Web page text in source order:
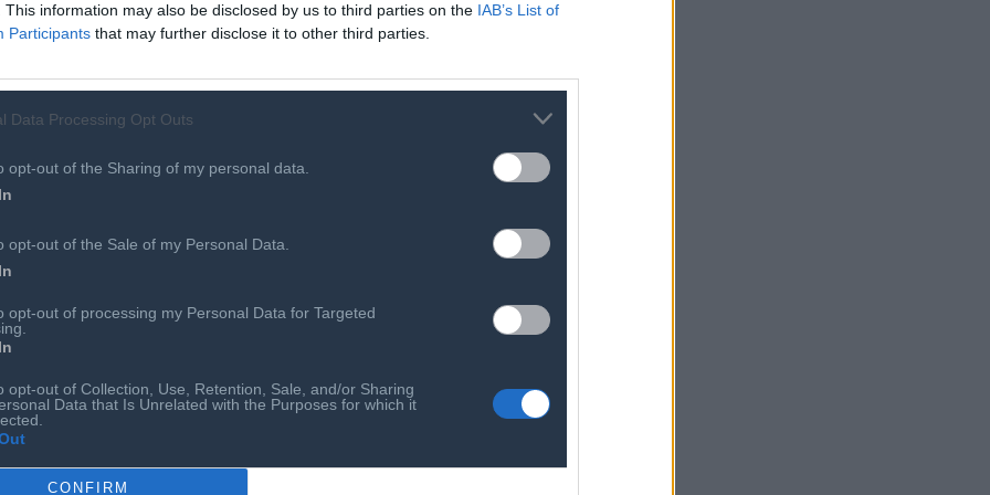
This information may also be disclosed by us to third parties on the IAB’s List of
Participants that may further disclose it to other third parties.
Data Processing Opt Outs
opt-out of the Sharing of my personal data.
opt-out of the Sale of my Personal Data.
opt-out of processing my Personal Data for Targeted
opt-out of Collection, Use, Retention, Sale, and/or Sharing
Data that Is Unrelated with the Purposes for which it
CONFIRM
αρχίζουν να ενισχύουν την παρουσία τους.
εμφανίζει πλέον σημαντική δυναμική ανάπτυξης.
τα 56 εκατ. μηνιαίους ενεργούς χρήστες,
περίοδο, το ChatGPT κατέγραψε ανάπτυξη 62%.
ChatGPT στις Ηνωμένες Πολιτείες που εγκατέστησαν το
του ChatGPT κατά 5% έναν μήνα μετά την
με τη μέση χρήση, που είχαν τους
ενδέχεται να συνδέεται τόσο με τις σημαντικές
της Anthropic μέσα στον τελευταίο χρόνο, όσο και με
της OpenAI με το αμερικανικό Υπουργείο Πολέμου κατά